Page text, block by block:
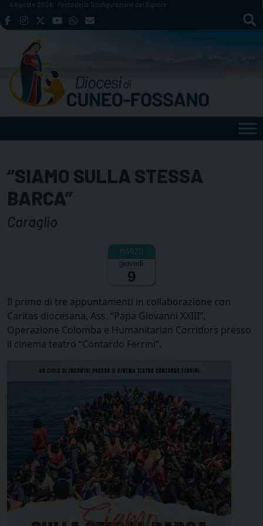
Skip
to
6 Agosto 2026 Festa della Trasfigurazione del Signore
“SIAMO SULLA STESSA
BARCA”
Caraglio
giovedì
9
Il primo di tre appuntamenti in collaborazione con
Caritas diocesana, Ass. “Papa Giovanni XXIII”,
Operazione Colomba e Humanitarian Corridors presso
il cinema teatro “Contardo Ferrini”.